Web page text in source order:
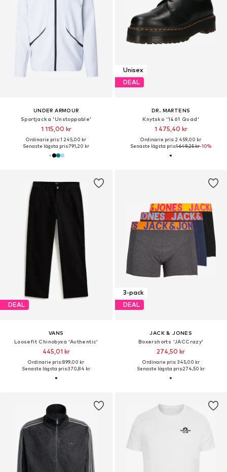
UNDER ARMOUR
Sportjacka 'Unstoppable'
1 115,00 kr
Ordinarie pris: 1 245,00 kr
Senaste lägsta pris:791,20 kr
Unisex
DEAL
DR. MARTENS
Knytsko '1461 Quad'
1 475,40 kr
Ordinarie pris: 2 459,00 kr
Senaste lägsta pris:1 649,25 kr-10%
DEAL
VANS
Loosefit Chinobyxa 'Authentic'
445,01 kr
Ordinarie pris: 899,00 kr
Senaste lägsta pris:370,84 kr
3-pack
DEAL
JACK & JONES
Boxershorts 'JACCrazy'
274,50 kr
Ordinarie pris: 345,00 kr
Senaste lägsta pris:274,50 kr